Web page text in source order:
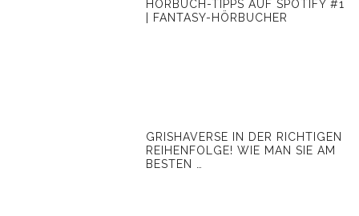
HÖRBUCH-TIPPS AUF SPOTIFY #1
| FANTASY-HÖRBUCHER
GRISHAVERSE IN DER RICHTIGEN
REIHENFOLGE! WIE MAN SIE AM
BESTEN …